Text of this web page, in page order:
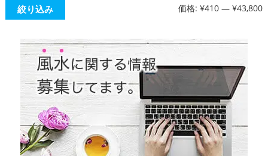
絞り込み 価格:¥410 —¥43,800